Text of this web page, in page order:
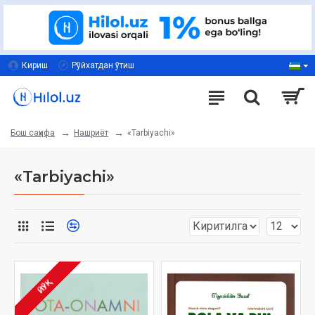
Кириш Рўйхатдан ўтиш
Бош саҳифа Нашриёт «Tarbiyachi»
«Tarbiyachi»
ЙЎҚ